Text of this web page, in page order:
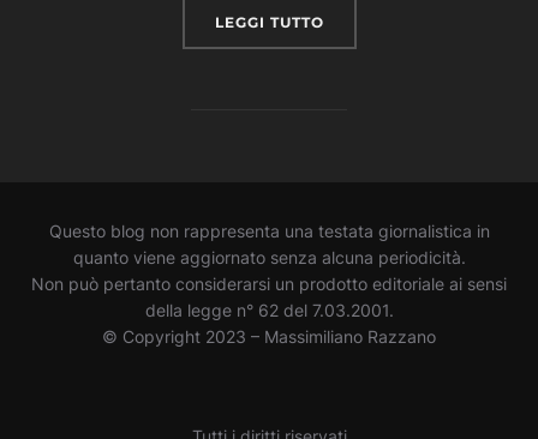
LEGGI TUTTO“PROMETEO FRA LE
Questo blog non rappresenta una testata giornalistica in
quanto viene aggiornato senza alcuna periodicità.
Non può pertanto considerarsi un prodotto editoriale ai sensi
della legge n° 62 del 7.03.2001.
© Copyright 2023 – Massimiliano Razzano